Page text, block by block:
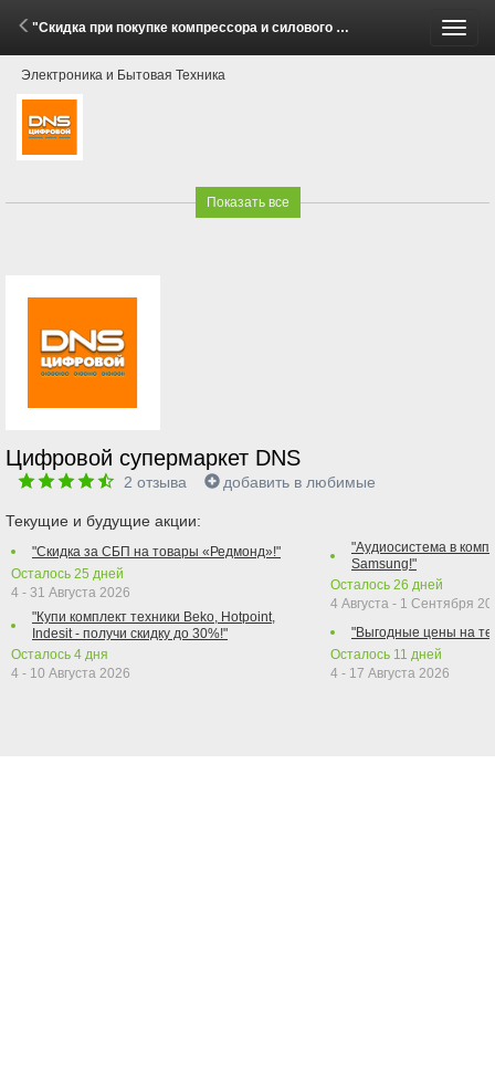
"Скидка при покупке компрессора и силового удлинителя в комплекте!" (6 Мая - 8 Июня 2026)
Электроника и Бытовая Техника
Показать все
Цифровой супермаркет DNS
2 отзыва добавить в любимые
Текущие и будущие акции:
"Скидка за СБП на товары «Редмонд»!"
Осталось 25 дней
4 - 31 Августа 2026
"Купи комплект техники Beko, Hotpoint,
Indesit - получи скидку до 30%!"
Осталось 4 дня
4 - 10 Августа 2026
"Аудиосистема в
Samsung!"
Осталось 26 дней
4 Августа - 1 Сентября
"Выгодные цены на
Осталось 11 дней
4 - 17 Августа 2026